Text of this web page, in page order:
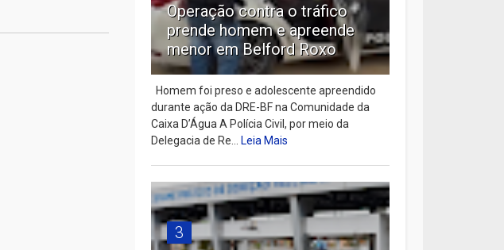
Operação contra o tráfico
prende homem e apreende
menor em Belford Roxo
Homem foi preso e adolescente apreendido
durante ação da DRE-BF na Comunidade da
Caixa D’Água A Polícia Civil, por meio da
Delegacia de Re...Leia Mais
3